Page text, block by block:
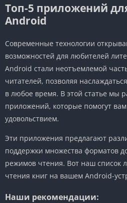
Топ-5 приложений
Android
Современные технологии
возможностей для любителей
Android стали неотъемлемой
читателей, позволяя
в любое время. В этой статье мы
приложений, которые помогут
удовольствием.
Эти приложения предлагают
поддержки множества форматов
режимов чтения. Вот наш список
чтения книг на вашем Android-
Наши рекомендации: